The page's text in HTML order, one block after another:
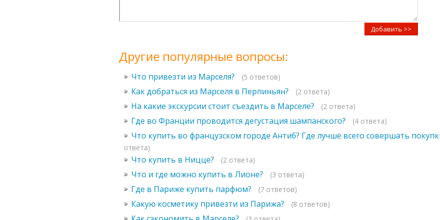
Добавить >>
Другие популярные вопросы:
Что привезти из Марселя? (5 ответов)
Как добраться из Марселя в Перпиньян? (2 ответа)
На какие экскурсии стоит съездить в Марселе? (2 ответа)
Где во Франции проводится дегустация шампанского? (4 ответа)
Что купить во французском городе Антиб? Где лучше всего совершать
ответа)
Что купить в Ницце? (2 ответа)
Что и где можно купить в Лионе? (3 ответа)
Где в Париже купить парфюм? (7 ответов)
Какую косметику привезти из Парижа? (8 ответов)